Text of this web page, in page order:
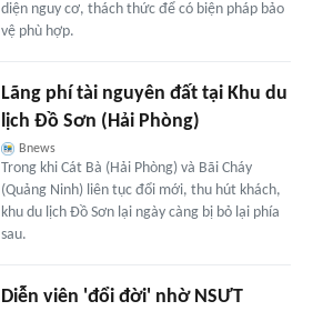
diện nguy cơ, thách thức để có biện pháp bảo
vệ phù hợp.
Lãng phí tài nguyên đất tại Khu du
lịch Đồ Sơn (Hải Phòng)
Bnews
Trong khi Cát Bà (Hải Phòng) và Bãi Cháy
(Quảng Ninh) liên tục đổi mới, thu hút khách,
khu du lịch Đồ Sơn lại ngày càng bị bỏ lại phía
sau.
Diễn viên 'đổi đời' nhờ NSƯT